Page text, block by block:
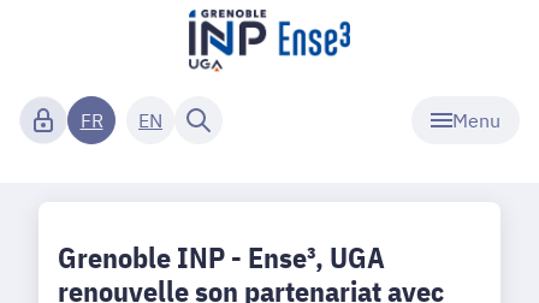
Menu
FR EN
Grenoble INP - Ense³, UGA
renouvelle son partenariat avec